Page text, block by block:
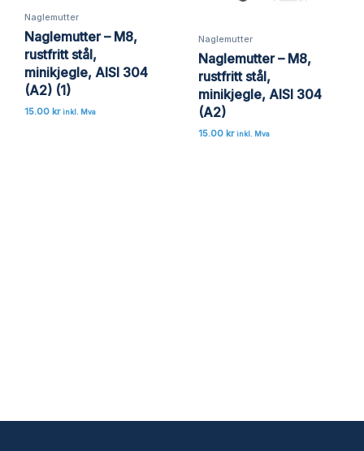
Naglemutter
Naglemutter – M8,
rustfritt stål,
minikjegle, AISI 304
(A2) (1)
15.00 kr inkl. Mva
Naglemutter
Naglemutter – M8,
rustfritt stål,
minikjegle, AISI 304
(A2)
15.00 kr inkl. Mva